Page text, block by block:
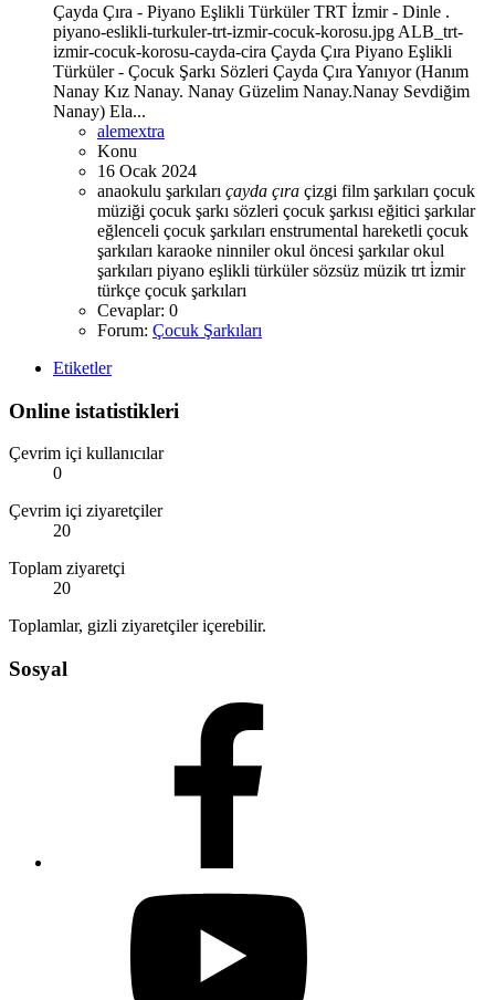
Çayda Çıra - Piyano Eşlikli Türküler TRT İzmir - Dinle .
piyano-eslikli-turkuler-trt-izmir-cocuk-korosu.jpg ALB_trt-
izmir-cocuk-korosu-cayda-cira Çayda Çıra Piyano Eşlikli
Türküler - Çocuk Şarkı Sözleri Çayda Çıra Yanıyor (Hanım
Nanay Kız Nanay. Nanay Güzelim Nanay.Nanay Sevdiğim
Nanay) Ela...
alemextra
Konu
16 Ocak 2024
anaokulu şarkıları çayda çıra çizgi film şarkıları çocuk
müziği çocuk şarkı sözleri çocuk şarkısı eğitici şarkılar
eğlenceli çocuk şarkıları enstrumental hareketli çocuk
şarkıları karaoke ninnilerokul öncesi şarkılarokul
şarkıları piyano eşlikli türkülersözsüz müzik trt i̇zmir
türkçe çocuk şarkıları
Cevaplar: 0
Forum: Çocuk Şarkıları
Etiketler
Online istatistikleri
Çevrim içi kullanıcılar
0
Çevrim içi ziyaretçiler
20
Toplam ziyaretçi
20
Toplamlar, gizli ziyaretçiler içerebilir.
Sosyal